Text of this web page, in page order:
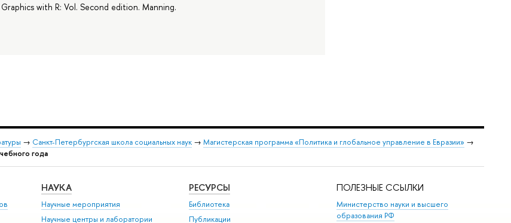
with R: Vol. Second edition. Manning.
→ Санкт-Петербургская школа социальных наук→ Магистерская программа «Политика и глобальное управление в Евразии» →
года
НАУКА
Научные мероприятия
Научные центры и лаборатории
РЕСУРСЫ
Библиотека
Публикации
ПОЛЕЗНЫЕ ССЫЛКИ
Министерство науки и высшего
образования РФ